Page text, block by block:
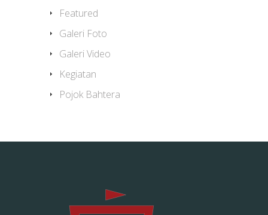
Featured
Galeri Foto
Galeri Video
Kegiatan
Pojok Bahtera